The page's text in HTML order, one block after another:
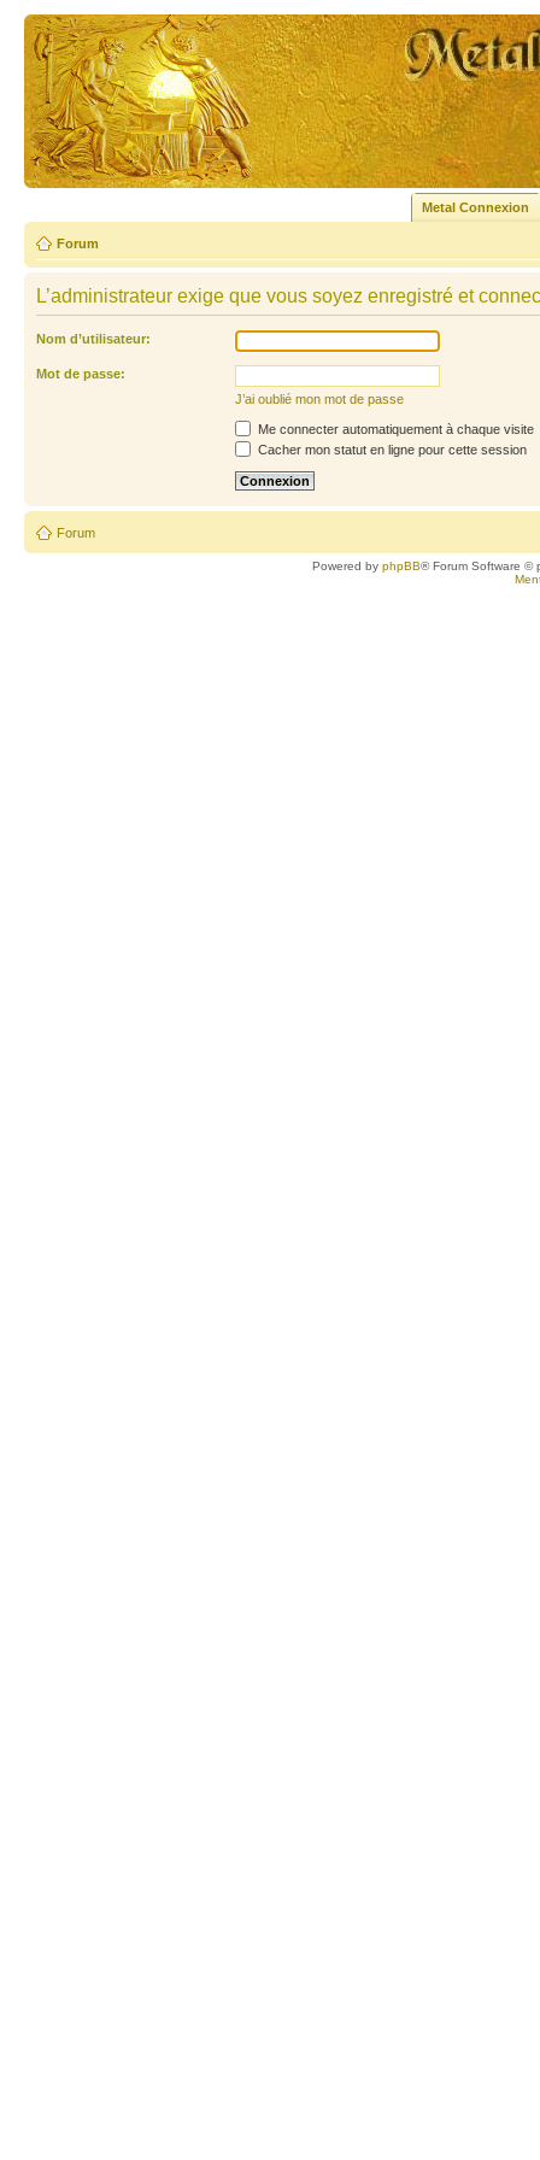
Metal Connexion
Forum
L’administrateur exige que vous soyez enregistré et
Nom d’utilisateur:
Mot de passe:
J’ai oublié mon mot de passe
Me connecter automatiquement à chaque visite
Cacher mon statut en ligne pour cette session
Forum
Powered byphpBB® Forum Software ©